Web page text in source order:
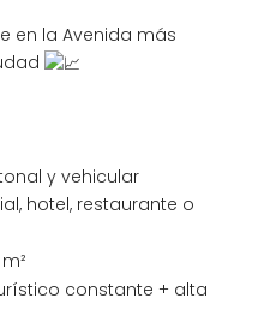
en la Avenida más
y vehicular
hotel, restaurante o
constante + alta